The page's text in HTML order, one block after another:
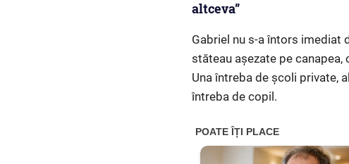
altceva”
Gabriel nu s-a întors imediat
stăteau așezate pe
Una întreba de școli private,
întreba de copil.